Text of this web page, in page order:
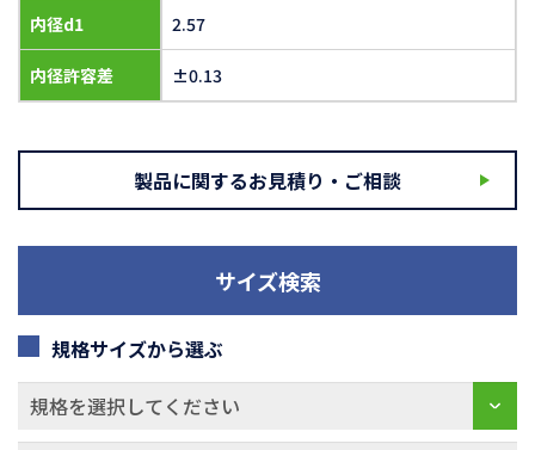
内径d1
内径許容差
2.57
±0.13
製品に関するお見積り・ご相談
サイズ検索
規格サイズから選ぶ